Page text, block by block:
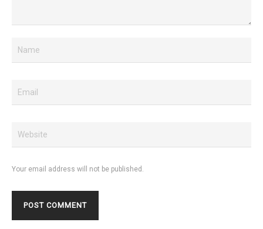
Your email address will not be published.